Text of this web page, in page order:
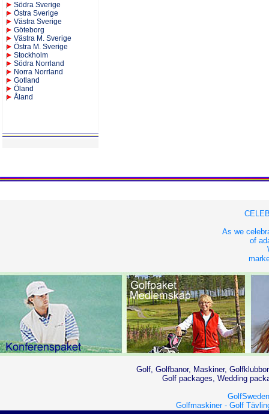
Södra Sverige
Östra Sverige
Västra Sverige
Göteborg
Västra M. Sverige
Östra M. Sverige
Stockholm
Södra Norrland
Norra Norrland
Gotland
Öland
Åland
As we
of
Golf, Golfbanor, Maskiner,
Golf packages, Wedding
Golfmaskiner - Golf